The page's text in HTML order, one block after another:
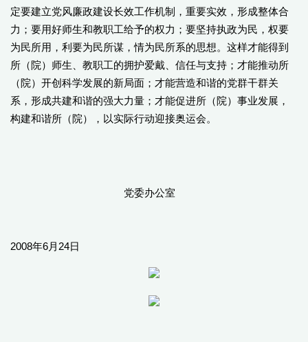
定要建立党风廉政建设长效工作机制，重要实效，形成整体合
力；要用好师生和教职工给予的权力；要坚持执政为民，权要
为民所用，利要为民所谋，情为民所系的思想。这样才能得到
所（院）师生、教职工的拥护爱戴、信任与支持；才能推动所
（院）开创科学发展的新局面；才能营造和谐的党群干群关
系，形成共建和谐的强大力量；才能促进所（院）事业发展，
构建和谐所（院），以实际行动迎接奥运会。
党委办公室
2008年6月24日